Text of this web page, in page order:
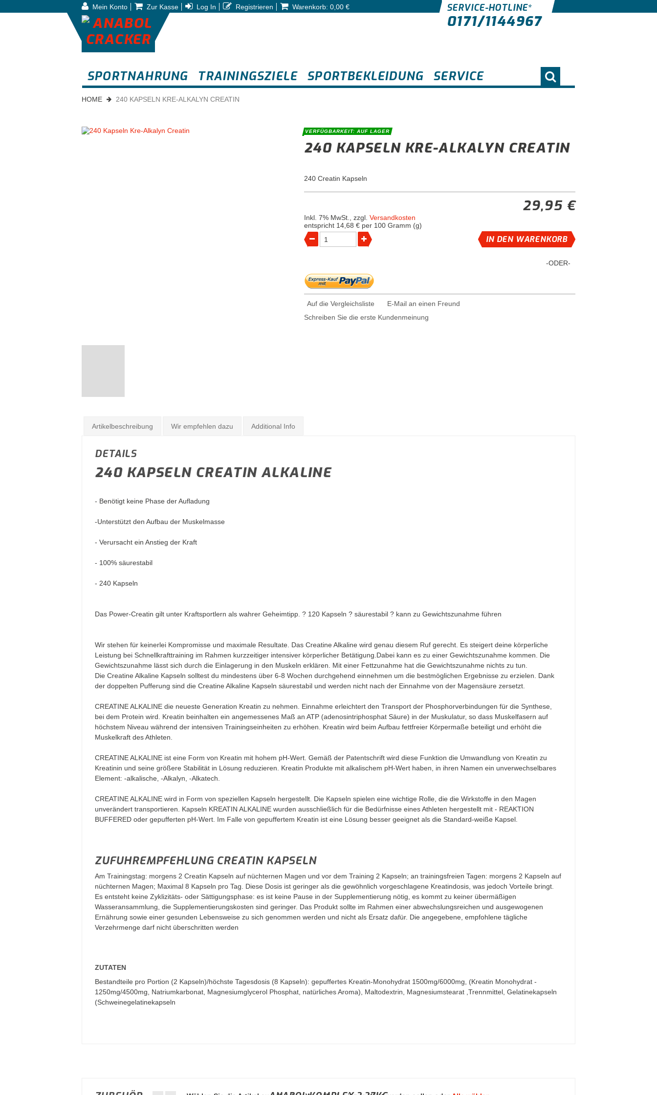
Mein Konto Zur Kasse Log In Registrieren Warenkorb: 0,00 €
SPORTNAHRUNG TRAININGSZIELE SPORTBEKLEIDUNG SERVICE
SERVICE-HOTLINE*
0171/1144967
HOME 240 KAPSELN KRE-ALKALYN CREATIN
VERFÜGBARKEIT: AUF LAGER
240 KAPSELN KRE-ALKALYN CREATIN
240 Creatin Kapseln
29,95 €
Inkl. 7% MwSt. zzgl. Versandkosten
entspricht 14,68 € per 100 Gramm (g)
IN DEN WARENKORB
-ODER-
Auf die Vergleichsliste
E-Mail an einen Freund
Schreiben Sie die erste Kundenmeinung
Artikelbeschreibung Wir empfehlen dazu Additional Info
DETAILS
240 KAPSELN CREATIN ALKALINE
- Benötigt keine Phase der Aufladung
-Unterstützt den Aufbau der Muskelmasse
- Verursacht ein Anstieg der Kraft
- 100% säurestabil
- 240 Kapseln
Das Power-Creatin gilt unter Kraftsportlern als wahrer Geheimtipp. ? 120 Kapseln ? säurestabil ? kann zu Gewichtszunahme führen
Wir stehen für keinerlei Kompromisse und maximale Resultate. Das Creatine Alkaline wird genau diesem Ruf gerecht. Es steigert deine körperliche
Leistung bei Schnellkrafttraining im Rahmen kurzzeitiger intensiver körperlicher Betätigung.Dabei kann es zu einer Gewichtszunahme kommen. Die
Gewichtszunahme lässt sich durch die Einlagerung in den Muskeln erklären. Mit einer Fettzunahme hat die Gewichtszunahme nichts zu tun.
Die Creatine Alkaline Kapseln solltest du mindestens über 6-8 Wochen durchgehend einnehmen um die bestmöglichen Ergebnisse zu erzielen. Dank
der doppelten Pufferung sind die Creatine Alkaline Kapseln säurestabil und werden nicht nach der Einnahme von der Magensäure zersetzt.
CREATINE ALKALINE die neueste Generation Kreatin zu nehmen. Einnahme erleichtert den Transport der Phosphorverbindungen für die Synthese,
bei dem Protein wird. Kreatin beinhalten ein angemessenes Maß an ATP (adenosintriphosphat Säure) in der Muskulatur, so dass Muskelfasern auf
höchstem Niveau während der intensiven Trainingseinheiten zu erhöhen. Kreatin wird beim Aufbau fettfreier Körpermaße beteiligt und erhöht die
Muskelkraft des Athleten.
CREATINE ALKALINE ist eine Form von Kreatin mit hohem pH-Wert. Gemäß der Patentschrift wird diese Funktion die Umwandlung von Kreatin zu
Kreatinin und seine größere Stabilität in Lösung reduzieren. Kreatin Produkte mit alkalischem pH-Wert haben, in ihren Namen ein unverwechselbares
Element: -alkalische, -Alkalyn, -Alkatech.
CREATINE ALKALINE wird in Form von speziellen Kapseln hergestellt. Die Kapseln spielen eine wichtige Rolle, die die Wirkstoffe in den Magen
unverändert transportieren. Kapseln KREATIN ALKALINE wurden ausschließlich für die Bedürfnisse eines Athleten hergestellt mit - REAKTION
BUFFERED oder gepufferten pH-Wert. Im Falle von gepuffertem Kreatin ist eine Lösung besser geeignet als die Standard-weiße Kapsel.
ZUFUHREMPFEHLUNG CREATIN KAPSELN
Am Trainingstag: morgens 2 Creatin Kapseln auf nüchternen Magen und vor dem Training 2 Kapseln; an trainingsfreien Tagen: morgens 2 Kapseln auf
nüchternen Magen; Maximal 8 Kapseln pro Tag. Diese Dosis ist geringer als die gewöhnlich vorgeschlagene Kreatindosis, was jedoch Vorteile bringt.
Es entsteht keine Zyklizitäts- oder Sättigungsphase: es ist keine Pause in der Supplementierung nötig, es kommt zu keiner übermäßigen
Wasseransammlung, die Supplementierungskosten sind geringer. Das Produkt sollte im Rahmen einer abwechslungsreichen und ausgewogenen
Ernährung sowie einer gesunden Lebensweise zu sich genommen werden und nicht als Ersatz dafür. Die angegebene, empfohlene tägliche
Verzehrmenge darf nicht überschritten werden
ZUTATEN
Bestandteile pro Portion (2 Kapseln)/höchste Tagesdosis (8 Kapseln): gepuffertes Kreatin-Monohydrat 1500mg/6000mg, (Kreatin Monohydrat -
1250mg/4500mg, Natriumkarbonat, Magnesiumglycerol Phosphat, natürliches Aroma), Maltodextrin, Magnesiumstearat ,Trennmittel, Gelatinekapseln
(Schweinegelatinekapseln